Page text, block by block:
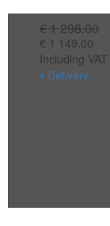
€ 1 298.00
€ 1 149.00
Including VAT
+ Delivery